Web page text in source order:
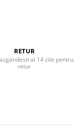
RETUR
ai 14 zile pentru
retur